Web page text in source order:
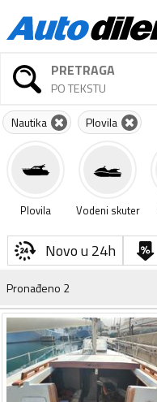
PRETRAGA
PO TEKSTU
Nautika Plovila
Plovila Vodeni skuter
Novo u 24h
Pronađeno 2